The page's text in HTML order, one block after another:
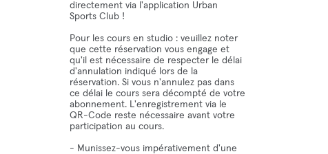
directement via l'application Urban
Sports Club !
Pour les cours en studio : veuillez noter
que cette réservation vous engage et
qu'il est nécessaire de respecter le délai
d'annulation indiqué lors de la
réservation. Si vous n'annulez pas dans
ce délai le cours sera décompté de votre
abonnement. L'enregistrement via le
QR-Code reste nécessaire avant votre
participation au cours.
- Munissez-vous impérativement d'une